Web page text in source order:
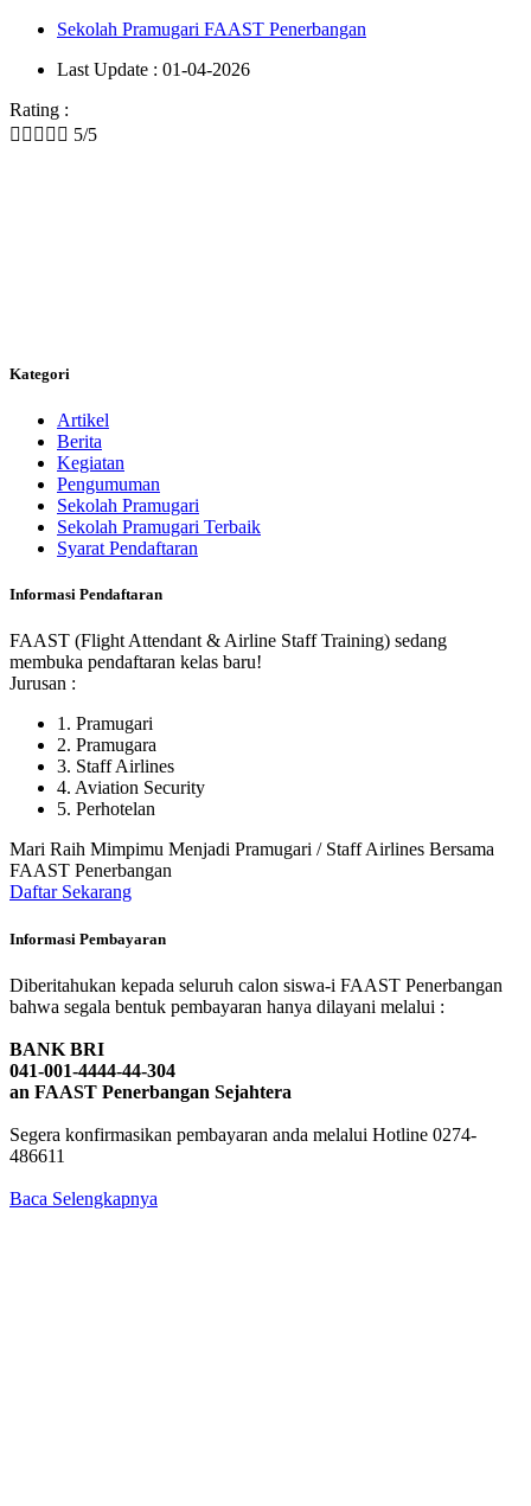
Sekolah Pramugari FAAST Penerbangan
Last Update : 01-04-2026
Rating :
     5/5
Kategori
Artikel
Berita
Kegiatan
Pengumuman
Sekolah Pramugari
Sekolah Pramugari Terbaik
Syarat Pendaftaran
Informasi Pendaftaran
FAAST (Flight Attendant & Airline Staff Training) sedang
membuka pendaftaran kelas baru!
Jurusan :
1. Pramugari
2. Pramugara
3. Staff Airlines
4. Aviation Security
5. Perhotelan
Mari Raih Mimpimu Menjadi Pramugari / Staff Airlines Bersama
FAAST Penerbangan
Daftar Sekarang
Informasi Pembayaran
Diberitahukan kepada seluruh calon siswa-i FAAST Penerbangan
bahwa segala bentuk pembayaran hanya dilayani melalui :
BANK BRI
041-001-4444-44-304
an FAAST Penerbangan Sejahtera
Segera konfirmasikan pembayaran anda melalui Hotline 0274-
486611
Baca Selengkapnya